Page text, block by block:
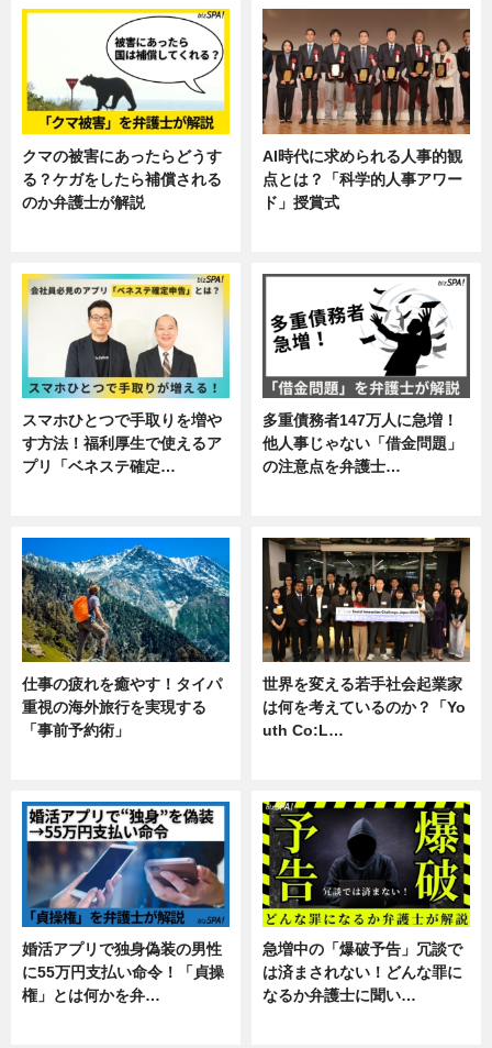
クマの被害にあったらどうす
る？ケガをしたら補償される
のか弁護士が解説
AI時代に求められる人事的観
点とは？「科学的人事アワー
ド」授賞式
スマホひとつで手取りを増や
す方法！福利厚生で使えるア
プリ「ベネステ確定…
多重債務者147万人に急増！
他人事じゃない「借金問題」
の注意点を弁護士…
仕事の疲れを癒やす！タイパ
重視の海外旅行を実現する
「事前予約術」
世界を変える若手社会起業家
は何を考えているのか？「Yo
uth Co:L…
婚活アプリで独身偽装の男性
に55万円支払い命令！「貞操
権」とは何かを弁…
急増中の「爆破予告」冗談で
は済まされない！どんな罪に
なるか弁護士に聞い…